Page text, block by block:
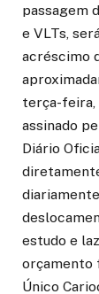
passagem
e VLTs,
acréscimo
terça-feira,
assinado
Diário
estudo e
orçamento
Único